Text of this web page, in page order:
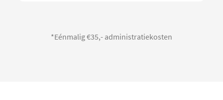
*Eénmalig €35,- administratiekosten